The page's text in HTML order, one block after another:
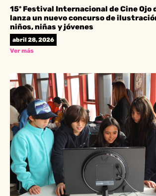
15º Festival Internacional de Cine Ojo
lanza un nuevo concurso de
niños, niñas y jóvenes
abril 28, 2026
Ver más